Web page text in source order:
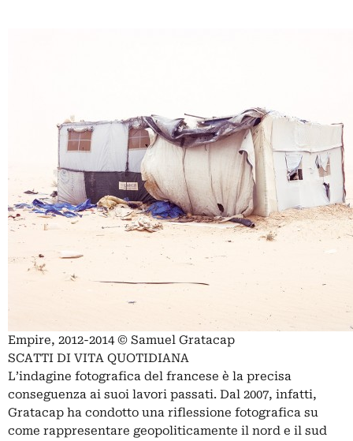
Empire, 2012-2014 © Samuel Gratacap
SCATTI DI VITA QUOTIDIANA
L’indagine fotografica del francese è la precisa
conseguenza ai suoi lavori passati. Dal 2007, infatti,
Gratacap ha condotto una riflessione fotografica su
come rappresentare geopoliticamente il nord e il sud